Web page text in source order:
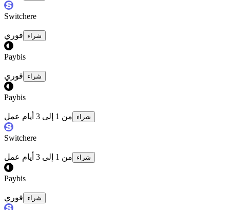
Switchere
فوري شراء
Paybis
فوري شراء
Paybis
من 1 إلى 3 أيام عمل شراء
Switchere
من 1 إلى 3 أيام عمل شراء
Paybis
فوري شراء